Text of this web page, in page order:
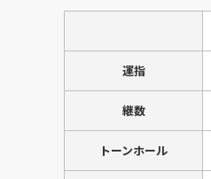
運指
継数
トーンホール